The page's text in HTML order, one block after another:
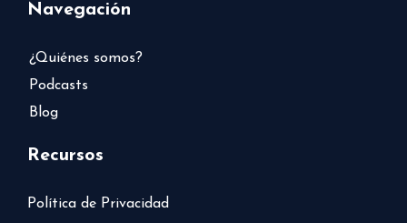
Navegación
¿Quiénes somos?
Podcasts
Blog
Recursos
Política de Privacidad